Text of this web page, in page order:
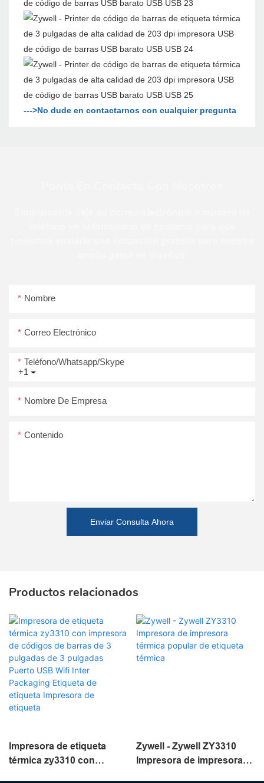
--->No dude en contactarnos con cualquier pregunta
Nombre
Correo Electrónico
+1
Teléfono/whatsapp/skype
Nombre De Empresa
Contenido
Enviar Consulta Ahora
Productos relacionados
Impresora de etiqueta
térmica zy3310 con
Zywell - Zywell ZY3310
Impresora de impresora